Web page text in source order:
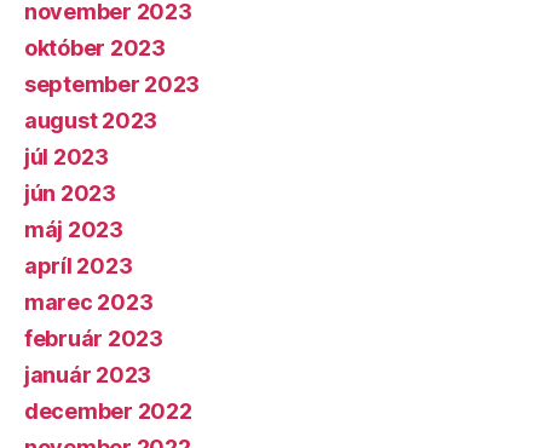
november 2023
október 2023
september 2023
august 2023
júl 2023
jún 2023
máj 2023
apríl 2023
marec 2023
február 2023
január 2023
december 2022